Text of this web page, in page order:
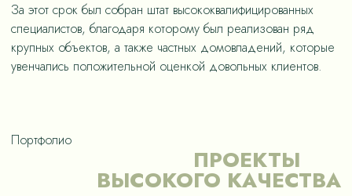
За этот срок был собран штат высококвалифицированных
специалистов, благодаря которому был реализован ряд
крупных объектов, а также частных домовладений, которые
увенчались положительной оценкой довольных клиентов.
Портфолио
ПРОЕКТЫ
ВЫСОКОГО КАЧЕСТВА